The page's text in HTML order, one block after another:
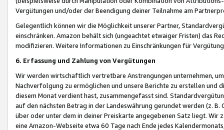
Vergütungen und/oder der Beendigung deiner Teilnahme am
Gelegentlich können wir die Möglichkeit unserer Partner,
einschränken. Amazon behält sich (ungeachtet etwaiger Fristen) das
modifizieren. Weitere Informationen zu Einschränkungen für
6. Erfassung und Zahlung von Vergütungen
Wir werden wirtschaftlich vertretbare Anstrengungen unternehmen,
Nachverfolgung zu ermöglichen und unsere Berichte zu erstellen und
diesem Monat verdient hast, zusammengefasst sind.
auf den nächsten Betrag in der Landeswährung gerundet werden (z.
über oder unter dem in deiner Preiskarte angegebenen Satz liegt.
eine Amazon-Webseite etwa 60 Tage nach Ende jedes